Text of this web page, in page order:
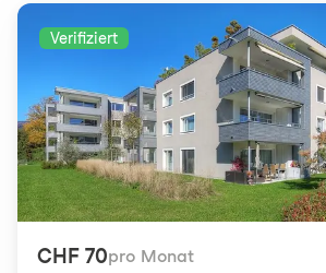
Verifiziert
CHF 70pro Monat